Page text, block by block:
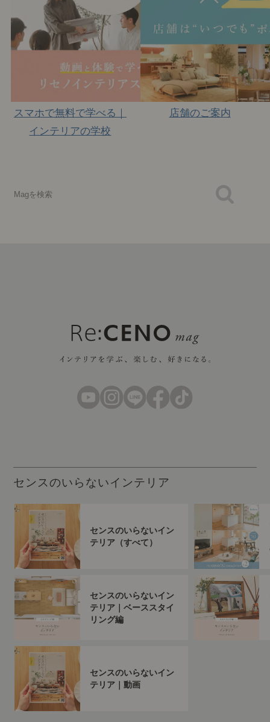
スマホで無料で学べる｜
インテリアの学校
店舗のご案内
センスのいらないインテリア
センスのいらないイン
テリア（すべて）
センスのいらないイン
テリア｜ベーススタイ
リング編
センスのいらないイン
テリア｜動画